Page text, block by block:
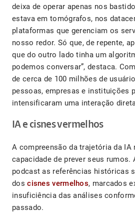
deixa de operar apenas nos
estava em tomógrafos, nos
plataformas que gerenciam os
nosso redor. Só que, de repente,
que do outro lado tinha um
podemos conversar”, destaca.
de cerca de 100 milhões de
pessoas, empresas e instituições
intensificaram uma interação
IA e cisnes vermelhos
A compreensão da trajetória da IA
capacidade de prever seus rumos.
podcast as referências históricas
doscisnes vermelhos, marcados
insuficiência das análises
passado.